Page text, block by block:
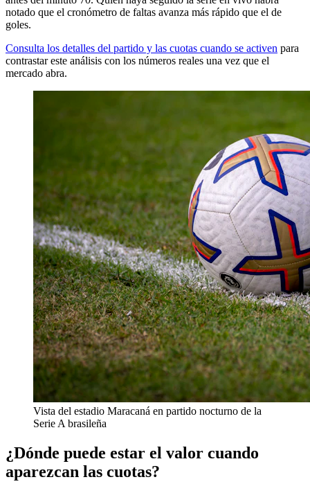
notado que el cronómetro de faltas avanza más rápido que el de
goles.
Consulta los detalles del partido y las cuotas cuando se activen para
contrastar este análisis con los números reales una vez que el
mercado abra.
Vista del estadio Maracaná en partido nocturno de la
Serie A brasileña
¿Dónde puede estar el valor cuando
aparezcan las cuotas?